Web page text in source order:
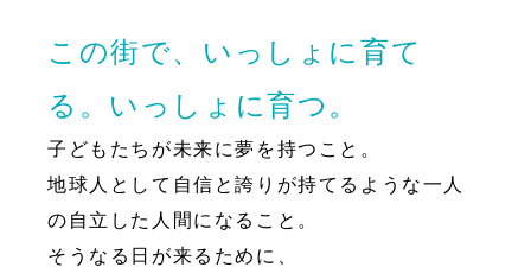
この街で、いっしょに育て
る。いっしょに育つ。
子どもたちが未来に夢を持つこと。
地球人として自信と誇りが持てるような一人
の自立した人間になること。
そうなる日が来るために、